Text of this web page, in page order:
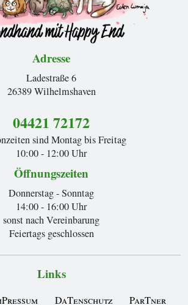
Adresse
Ladestraße 6
26389 Wilhelmshaven
04421 72172
sind Montag bis Freitag
10:00 - 12:00 Uhr
Öffnungszeiten
Donnerstag - Sonntag
14:00 - 16:00 Uhr
sonst nach Vereinbarung
Feiertags geschlossen
Links
DaTenschutz ParTner